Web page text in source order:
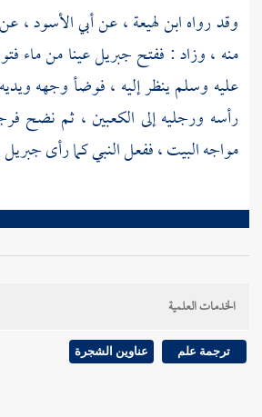
وقد رواهابن لهيعة ،عنأبي الأسود ،عن
منه ، وزاد : ففتحجبريلعينا من ماء
عليه وسلم ينظر إليه ، فوضأ وجهه
رأسه ورجليه إلى الكعبين ، ثم نضح
مواجه البيت ، ففعل النبي كما رأىجبريل
الخدمات العلمية
ترجمة علم عناوين الشجرة